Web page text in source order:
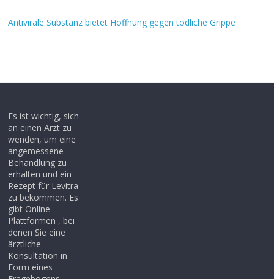
Antivirale Substanz bietet Hoffnung gegen tödliche Grippe
Es ist wichtig, sich
an einen Arzt zu
wenden, um eine
angemessene
Behandlung zu
erhalten und ein
Rezept für Levitra
zu bekommen. Es
gibt Online-
Plattformen , bei
denen Sie eine
ärztliche
Konsultation in
Form eines